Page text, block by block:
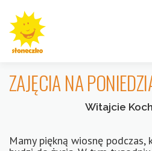
treści
ZAJĘCIA NA
Witajcie
Mamy piękną wiosnę